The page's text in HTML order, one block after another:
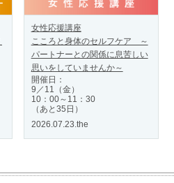
女性応援講座
こころと身体のセルフケア ～
パートナーとの関係に息苦しい
思いをしていませんか～
開催日：
9／11（金）
10：00～11：30
（あと35日）
2026.07.23.the